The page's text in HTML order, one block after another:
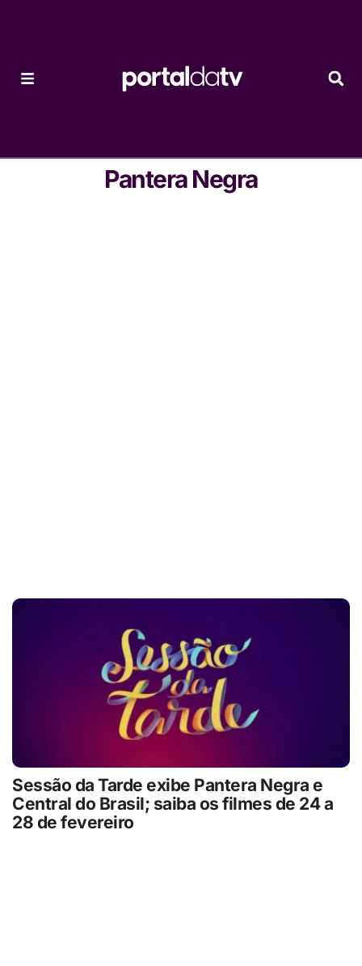
Pantera Negra
Sessão da Tarde exibe Pantera Negra e
Central do Brasil; saiba os filmes de 24 a
28 de fevereiro